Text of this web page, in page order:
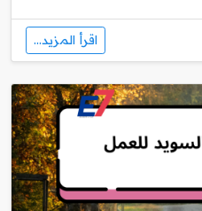
اقرأ المزيد...